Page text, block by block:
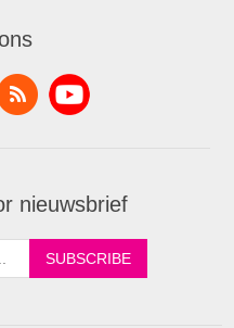
nieuwsbrief